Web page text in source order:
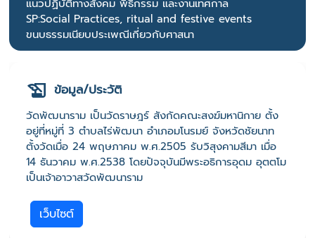
แนวปฏิบัติทางสังคม พิธีกรรม และงานเทศกาล
SP:Social Practices, ritual and festive events
ขนบธรรมเนียบประเพณีเกี่ยวกับศาสนา
ข้อมูล/ประวัติ
วัดพัฒนาราม เป็นวัดราษฎร์ สังกัดคณะสงฆ์มหานิกาย ตั้ง
อยู่ที่หมู่ที่ 3 ตำบลไร่พัฒนา อำเภอมโนรมย์ จังหวัดชัยนาท
ตั้งวัดเมื่อ 24 พฤษภาคม พ.ศ.2505 รับวิสุงคามสีมา เมื่อ
14 ธันวาคม พ.ศ.2538 โดยปัจจุบันมีพระอธิการอุดม อุตตโม
เป็นเจ้าอาวาสวัดพัฒนาราม
เว็บไซต์